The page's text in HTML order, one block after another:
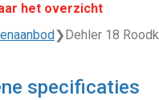
het overzicht
❯ Dehler 18
specificaties